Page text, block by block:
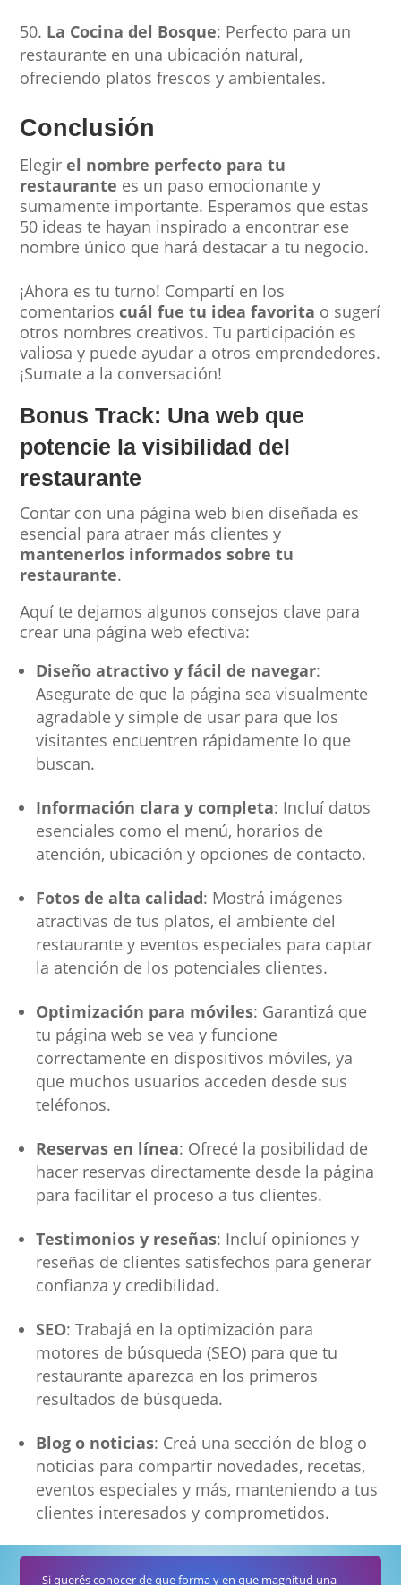
La Cocina del Bosque: Perfecto para un
restaurante en una ubicación natural,
ofreciendo platos frescos y ambientales.
Conclusión
Elegirel nombre perfecto para tu
restaurante es un paso emocionante y
sumamente importante. Esperamos que estas
50 ideas te hayan inspirado a encontrar ese
nombre único que hará destacar a tu negocio.
¡Ahora es tu turno! Compartí en los
comentarioscuál fue tu idea favorita o sugerí
otros nombres creativos. Tu participación es
valiosa y puede ayudar a otros emprendedores.
¡Sumate a la conversación!
Bonus Track: Una web que
potencie la visibilidad del
restaurante
Contar con una página web bien diseñada es
esencial para atraer más clientes y
mantenerlos informados sobre tu
restaurante.
Aquí te dejamos algunos consejos clave para
crear una página web efectiva:
Diseño atractivo y fácil de navegar:
Asegurate de que la página sea visualmente
agradable y simple de usar para que los
visitantes encuentren rápidamente lo que
buscan.
Información clara y completa: Incluí datos
esenciales como el menú, horarios de
atención, ubicación y opciones de contacto.
Fotos de alta calidad: Mostrá imágenes
atractivas de tus platos, el ambiente del
restaurante y eventos especiales para captar
la atención de los potenciales clientes.
Optimización para móviles: Garantizá que
tu página web se vea y funcione
correctamente en dispositivos móviles, ya
que muchos usuarios acceden desde sus
teléfonos.
Reservas en línea: Ofrecé la posibilidad de
hacer reservas directamente desde la página
para facilitar el proceso a tus clientes.
Testimonios y reseñas: Incluí opiniones y
reseñas de clientes satisfechos para generar
confianza y credibilidad.
SEO: Trabajá en la optimización para
motores de búsqueda (SEO) para que tu
restaurante aparezca en los primeros
resultados de búsqueda.
Blog o noticias: Creá una sección de blog o
noticias para compartir novedades, recetas,
eventos especiales y más, manteniendo a tus
clientes interesados y comprometidos.
Si querés conocer de que forma y en que magnitud una